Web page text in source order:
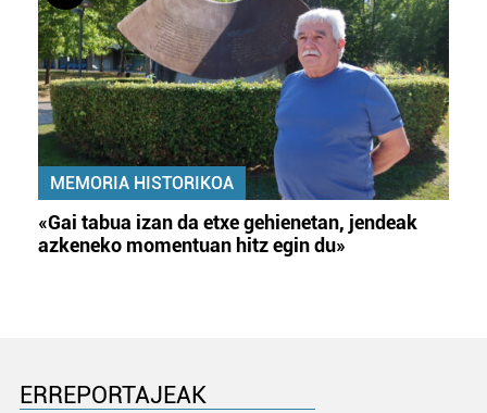
MEMORIA HISTORIKOA
«Gai tabua izan da etxe gehienetan, jendeak
azkeneko momentuan hitz egin du»
ERREPORTAJEAK